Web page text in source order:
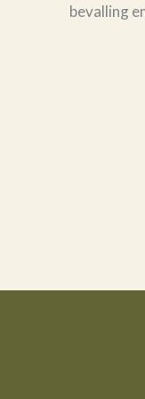
bevalling